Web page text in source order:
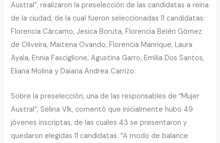
Austral”, realizaron la preselección de las candidatas a reina
de la ciudad, de la cual fueron seleccionadas 11 candidatas:
Florencia Cárcamo, Jesica Boruta, Florencia Belén Gómez
de Oliveira, Maitena Ovando, Florencia Manrique, Laura
Ayala, Ennia Fasciglione, Agustina Garro, Emilia Dos Santos,
Eliana Molina y Daiana Andrea Carrizo.
Sobre la preselección, una de las responsables de “Mujer
Austral”, Selina Vlk, comentó que inicialmente hubo 49
jóvenes inscriptas, de las cuales 43 se presentaron y
quedaron elegidas 11 candidatas. “A modo de balance